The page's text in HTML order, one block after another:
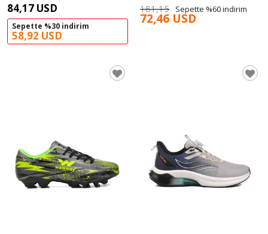
84,17 USD
Sepette %30 indirim
58,92 USD
181,15 Sepette %60 indirim
72,46 USD